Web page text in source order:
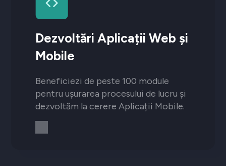
Dezvoltări Aplicații Web și
Mobile
Beneficiezi de peste 100 module
pentru ușurarea procesului de lucru și
dezvoltăm la cerere Aplicații Mobile.